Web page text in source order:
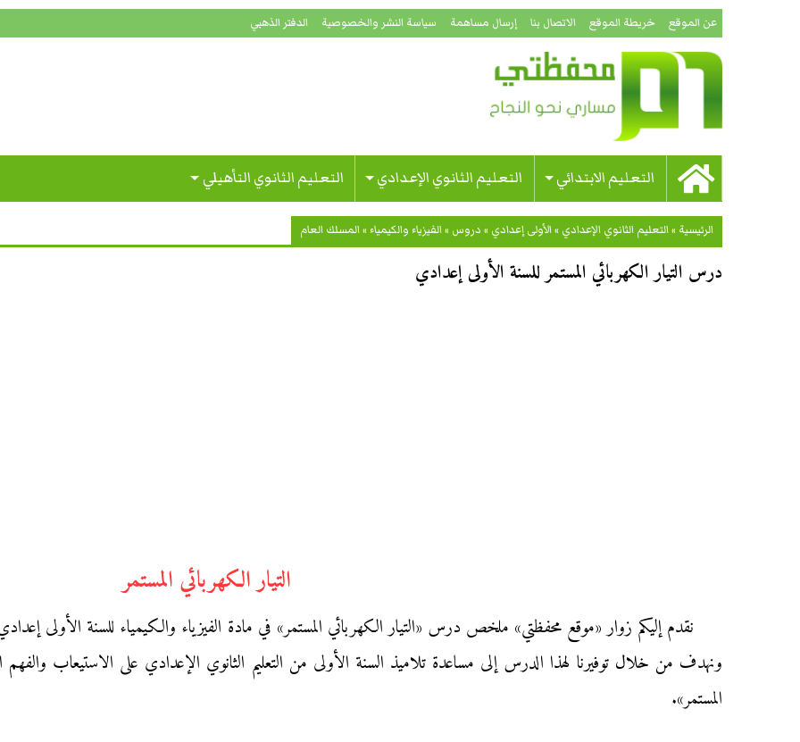
عن الموقع خريطة الموقع الاتصال بنا إرسال مساهمة سياسة النشر والخصوصية الدفتر الذهبي
التعليم الابتدائي التعليم الثانوي الإعدادي التعليم الثانوي التأهيلي
الرئيسية »التعليم الثانوي الإعدادي »الأولى إعدادي » دروس »الفيزياء والكيمياء »المسلك العام
درس التيار الكهربائي المستمر للسنة الأولى إعدادي
التيار الكهربائي المستمر
نقدم إليكم زوار «موقع محفظتي» ملخص درس «التيار الكهربائي المستمر» في مادة الفيزياء والكيمياء للسنة الأولى
ونهدف من خلال توفيرنا لهذا الدرس إلى مساعدة تلاميذ السنة الأولى من التعليم الثانوي الإعدادي على الاستيعاب والفهم
المستمر».